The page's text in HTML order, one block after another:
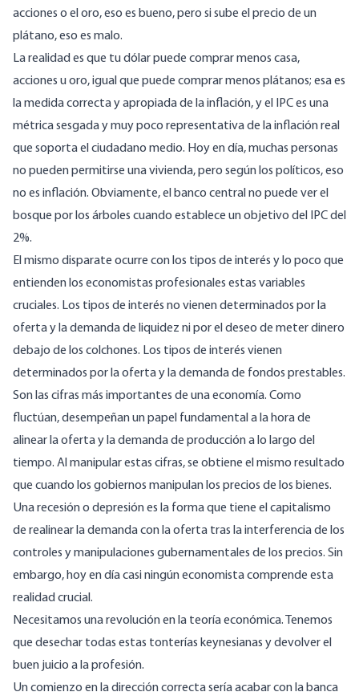
acciones o el oro, eso es bueno, pero si sube el precio de un
plátano, eso es malo.
La realidad es que tu dólar puede comprar menos casa,
acciones u oro, igual que puede comprar menos plátanos; esa es
la medida correcta y apropiada de la inflación, y el IPC es una
métrica sesgada y muy poco representativa de la inflación real
que soporta el ciudadano medio. Hoy en día, muchas personas
no pueden permitirse una vivienda, pero según los políticos, eso
no es inflación. Obviamente, el banco central no puede ver el
bosque por los árboles cuando establece unobjetivo del IPCdel
2%.
El mismo disparate ocurre con los tipos de interés y lo poco que
entienden los economistas profesionales estas variables
cruciales. Los tipos de interés no vienen determinados por la
oferta y la demanda de liquidez ni por el deseo de meter dinero
debajo de los colchones. Los tipos de interés vienen
determinados por la oferta y la demanda de fondos prestables.
Son las cifras más importantes de una economía. Como
fluctúan, desempeñan un papel fundamental a la hora de
alinear la oferta y la demanda de producción a lo largo del
tiempo. Al manipular estas cifras, se obtiene el mismo resultado
que cuando los gobiernos manipulan los precios de los bienes.
Una recesión o depresión es la forma que tiene el capitalismo
de realinear la demanda con la oferta tras la interferencia de los
controles y manipulaciones gubernamentales de los precios. Sin
embargo, hoy en día casi ningún economista comprende esta
realidad crucial.
Necesitamos una revolución en la teoría económica. Tenemos
que desechar todas estas tonterías keynesianas y devolver el
buen juicio a la profesión.
Un comienzo en la dirección correcta sería acabar con la banca